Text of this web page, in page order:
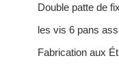
Double patte de
les vis 6 pans
Fabrication aux